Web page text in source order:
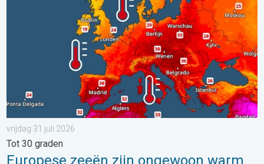
vrijdag 31 juli 2026
Tot 30 graden
Europese zeeën zijn ongewoon warm